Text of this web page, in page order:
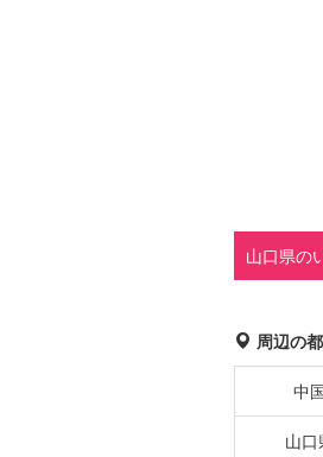
山口県の
周辺の
中
山口